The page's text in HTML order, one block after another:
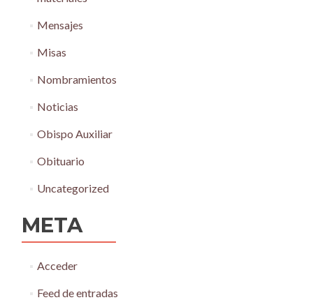
Mensajes
Misas
Nombramientos
Noticias
Obispo Auxiliar
Obituario
Uncategorized
META
Acceder
Feed de entradas